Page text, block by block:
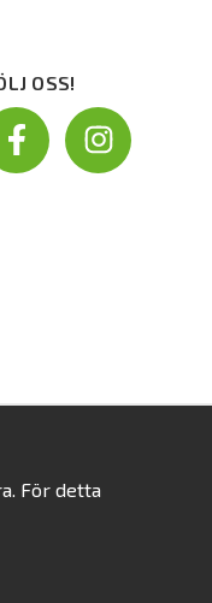
OSS!
För detta